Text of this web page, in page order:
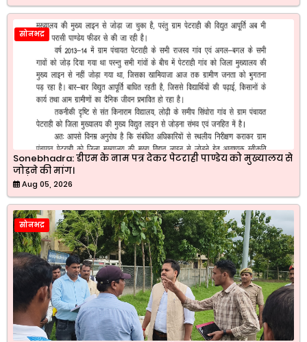
सोनभद्र
Sonebhadra: डीएम के नाम पत्र देकर पेटराही पाण्डेय को मुख्यालय से
जोड़ने की मांग।
Aug 05, 2026
सोनभद्र